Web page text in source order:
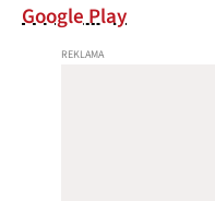
Google Play